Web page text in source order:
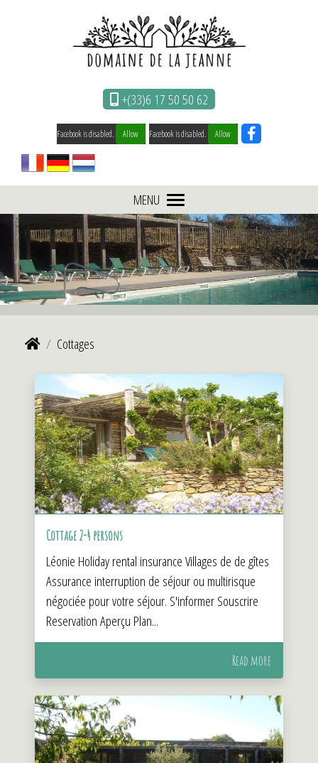
+(33)6 17 50 50 62
Facebook is disabled. Allow Facebook is disabled. Allow
MENU
Cottages
Cottage 2-4 persons
Léonie Holiday rental insurance Villages de de gîtes
Assurance interruption de séjour ou multirisque
négociée pour votre séjour. S'informer Souscrire
Reservation Aperçu Plan...
Read more